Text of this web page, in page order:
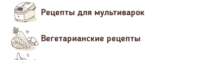
Рецепты для мультиварок
Вегетарианские рецепты